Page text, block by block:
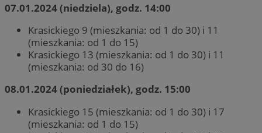
07.01.2024 (niedziela), godz. 14:00
Krasickiego 9 (mieszkania: od 1 do 30) i 11
(mieszkania: od 1 do 15)
Krasickiego 13 (mieszkania: od 1 do 30) i 11
(mieszkania: od 30 do 16)
08.01.2024 (poniedziałek), godz. 15:00
Krasickiego 15 (mieszkania: od 1 do 30) i 17
(mieszkania: od 1 do 15)